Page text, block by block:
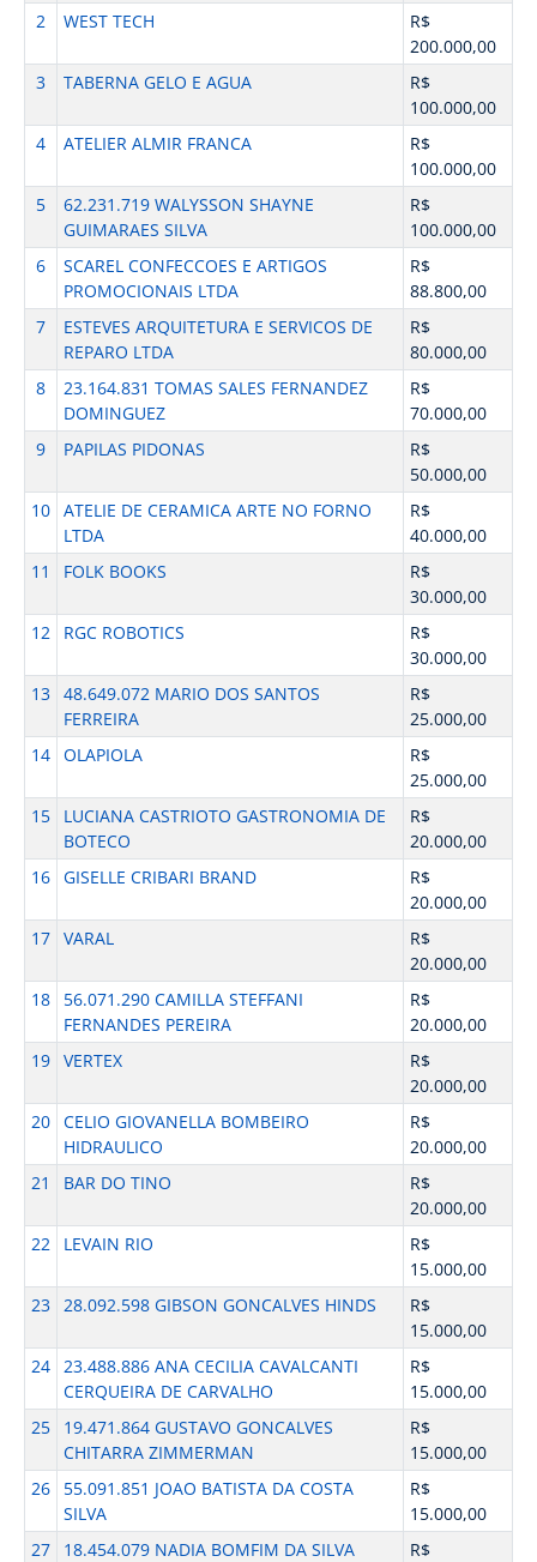
2 WEST TECH
R$
200.000,00
3
TABERNA GELO E AGUA
R$
100.000,00
4
ATELIER ALMIR FRANCA
R$
100.000,00
5
62.231.719 WALYSSON SHAYNE
GUIMARAES SILVA
R$
100.000,00
6
SCAREL CONFECCOES E ARTIGOS
PROMOCIONAIS LTDA
R$
88.800,00
7
ESTEVES ARQUITETURA E SERVICOS DE
REPARO LTDA
R$
80.000,00
8
23.164.831 TOMAS SALES FERNANDEZ
DOMINGUEZ
R$
70.000,00
9
PAPILAS PIDONAS
R$
50.000,00
10 ATELIE DE CERAMICA ARTE NO FORNO
LTDA
R$
40.000,00
11
FOLK BOOKS
R$
30.000,00
12
RGC ROBOTICS
R$
30.000,00
13 48.649.072 MARIO DOS SANTOS
FERREIRA
R$
25.000,00
14 OLAPIOLA
R$
25.000,00
15
LUCIANA CASTRIOTO GASTRONOMIA DE
BOTECO
R$
20.000,00
16 GISELLE CRIBARI BRAND
R$
20.000,00
17 VARAL
R$
20.000,00
18
56.071.290 CAMILLA STEFFANI
FERNANDES PEREIRA
R$
20.000,00
19 VERTEX
R$
20.000,00
20 CELIO GIOVANELLA BOMBEIRO
HIDRAULICO
R$
20.000,00
21
BAR DO TINO
R$
20.000,00
22
LEVAIN RIO
R$
15.000,00
23 28.092.598 GIBSON GONCALVES HINDS
R$
15.000,00
24 23.488.886 ANA CECILIA CAVALCANTI
CERQUEIRA DE CARVALHO
R$
15.000,00
25
19.471.864 GUSTAVO GONCALVES
CHITARRA ZIMMERMAN
R$
15.000,00
26
55.091.851 JOAO BATISTA DA COSTA
SILVA
R$
15.000,00
27
18.454.079 NADIA BOMFIM DA SILVA
R$